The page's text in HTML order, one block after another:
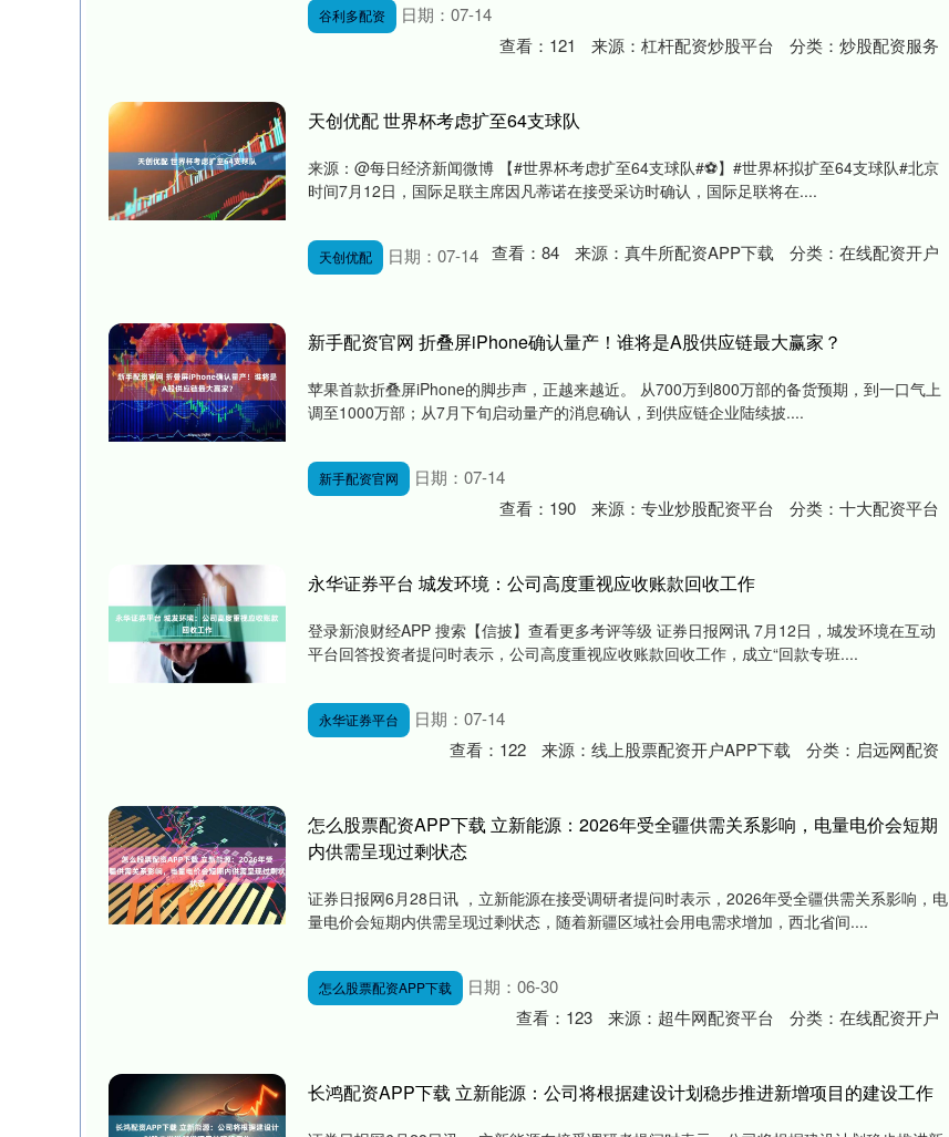
谷利多配资
日期：07-14
查看： 121 来源： 杠杆配资炒股平台 分类： 炒股配资服务
天创优配 世界杯考虑扩至64支球队
来源：@每日经济新闻微博 【#世界杯考虑扩至64支球队#⚽️】#世界杯拟扩至64支球队#北京
时间7月12日，国际足联主席因凡蒂诺‌在接受采访时确认，国际足联将在....
天创优配 日期：07-14 查看： 84 来源： 真牛所配资APP下载 分类： 在线配资开户
新手配资官网 折叠屏iPhone确认量产！谁将是A股供应链最大赢家？
苹果首款折叠屏iPhone的脚步声，正越来越近。 从700万到800万部的备货预期，到一口气上
调至1000万部；从7月下旬启动量产的消息确认，到供应链企业陆续披....
新手配资官网
日期：07-14
查看： 190 来源： 专业炒股配资平台 分类： 十大配资平台
永华证券平台 城发环境：公司高度重视应收账款回收工作
登录新浪财经APP 搜索【信披】查看更多考评等级 证券日报网讯 7月12日，城发环境在互动
平台回答投资者提问时表示，公司高度重视应收账款回收工作，成立“回款专班....
永华证券平台
日期：07-14
查看： 122 来源： 线上股票配资开户APP下载 分类： 启远网配资
怎么股票配资APP下载 立新能源：2026年受全疆供需关系影响，电量电价会短期
内供需呈现过剩状态
证券日报网6月28日讯 ，立新能源在接受调研者提问时表示，2026年受全疆供需关系影响，电
量电价会短期内供需呈现过剩状态，随着新疆区域社会用电需求增加，西北省间....
怎么股票配资APP下载
日期：06-30
查看： 123 来源： 超牛网配资平台 分类： 在线配资开户
长鸿配资APP下载 立新能源：公司将根据建设计划稳步推进新增项目的建设工作